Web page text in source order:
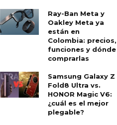
Ray-Ban Meta y
Oakley Meta ya
están en
Colombia: precios,
funciones y dónde
comprarlas
Samsung Galaxy Z
Fold8 Ultra vs.
HONOR Magic V6:
¿cuál es el mejor
plegable?